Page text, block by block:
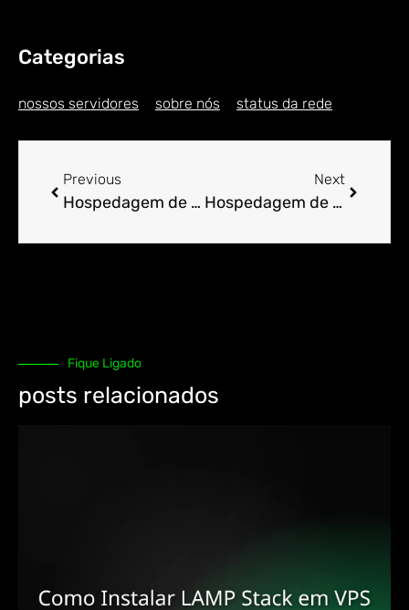
Categorias
nossos servidores sobre nós status da rede
Previous
Hospedagem de Sites para Engenheiro em Alto do Bonfim
Next
Hospedagem de Sites para Engenheiro em Alto do Cajueiro
Fique Ligado
posts relacionados